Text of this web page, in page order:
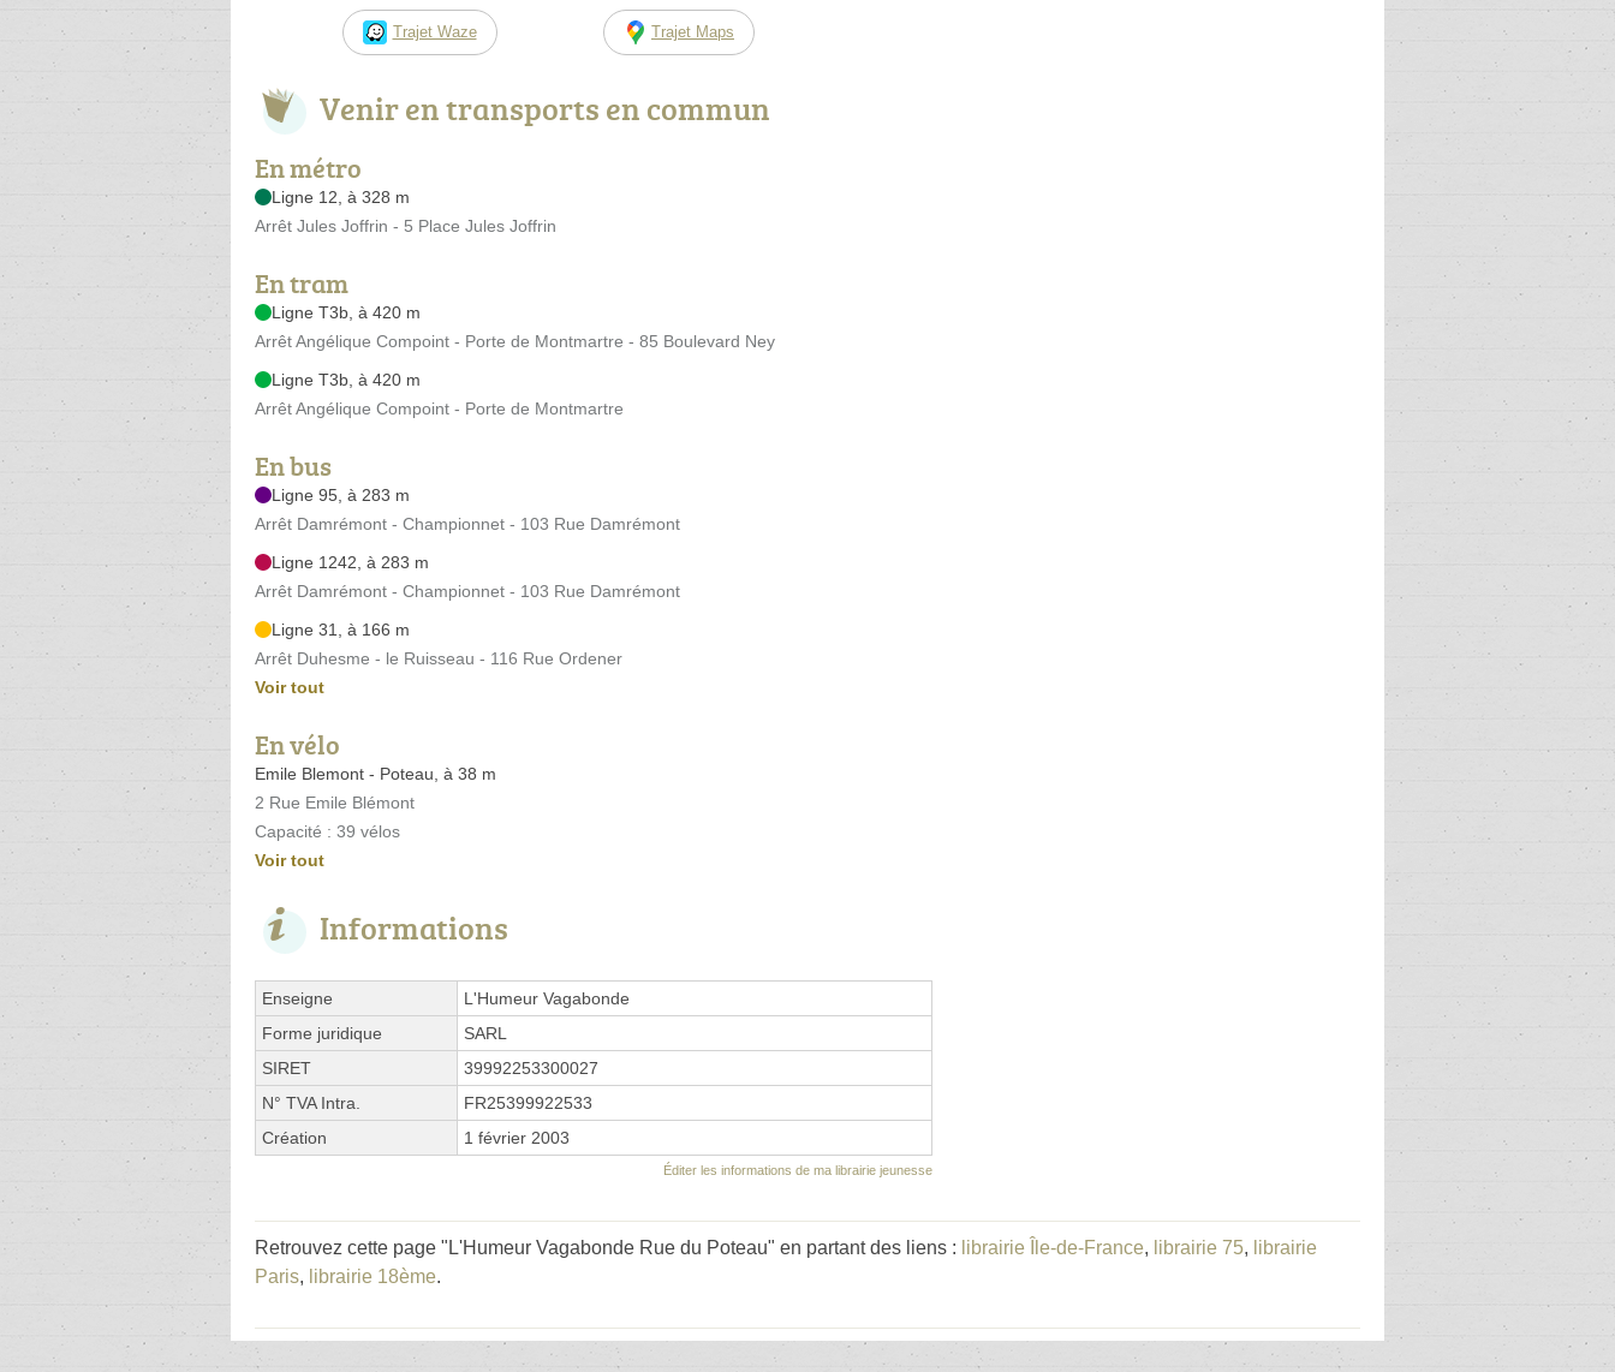
Trajet Waze Trajet Maps
Venir en transports en commun
En métro
Ligne 12, à 328 m
Arrêt Jules Joffrin - 5 Place Jules Joffrin
En tram
Ligne T3b, à 420 m
Arrêt Angélique Compoint - Porte de Montmartre - 85 Boulevard Ney
Ligne T3b, à 420 m
Arrêt Angélique Compoint - Porte de Montmartre
En bus
Ligne 95, à 283 m
Arrêt Damrémont - Championnet - 103 Rue Damrémont
Ligne 1242, à 283 m
Arrêt Damrémont - Championnet - 103 Rue Damrémont
Ligne 31, à 166 m
Arrêt Duhesme - le Ruisseau - 116 Rue Ordener
Voir tout
En vélo
Emile Blemont - Poteau, à 38 m
2 Rue Emile Blémont
Capacité : 39 vélos
Voir tout
Informations
Enseigne
L'Humeur Vagabonde
Forme juridique
SARL
SIRET
39992253300027
N° TVA Intra.
FR25399922533
Création
1 février 2003
Éditer les informations de ma librairie jeunesse
Retrouvez cette page "L'Humeur Vagabonde Rue du Poteau" en partant des liens : librairie Île-de-France, librairie 75, librairie
Paris, librairie 18ème.